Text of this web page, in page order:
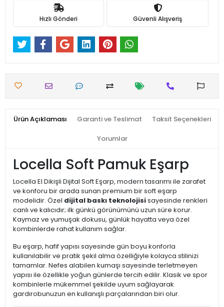
Hızlı Gönderi Güvenli Alışveriş
Ürün Açıklaması Garanti ve Teslimat Taksit Seçenekleri
Yorumlar
Locella Soft Pamuk Eşarp
Locella El Dikişli Dijital Soft Eşarp, modern tasarımı ile zarafet
ve konforu bir arada sunan premium bir soft eşarp
modelidir. Özel dijital baskı teknolojisisayesinde renkleri
canlı ve kalıcıdır; ilk günkü görünümünü uzun süre korur.
Kaymaz ve yumuşak dokusu, günlük hayatta veya özel
kombinlerde rahat kullanım sağlar.
Bu eşarp, hafif yapısı sayesinde gün boyu konforla
kullanılabilir ve pratik şekil alma özelliğiyle kolayca stilinizi
tamamlar. Nefes alabilen kumaşı sayesinde terletmeyen
yapısı ile özellikle yoğun günlerde tercih edilir. Klasik ve spor
kombinlerle mükemmel şekilde uyum sağlayarak
gardırobunuzun en kullanışlı parçalarından biri olur.